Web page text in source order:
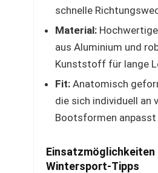
schnelle
Material:
aus Aluminium und
Kunststoff für lange
Fit: Anatomisch
die sich individuell an
Bootsformen anpasst
Einsatzmöglichkeiten
Wintersport-Tipps